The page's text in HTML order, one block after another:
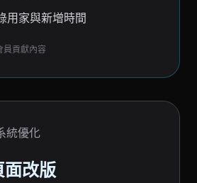
用家與新增時間
員貢獻內容
統優化
面改版